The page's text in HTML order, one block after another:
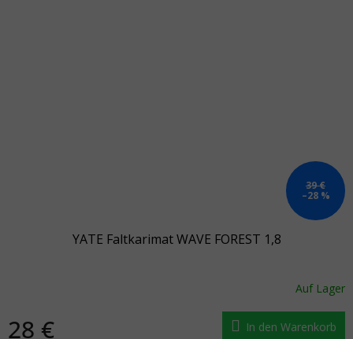
39 €
–28 %
YATE Faltkarimat WAVE FOREST 1,8
Auf Lager
28 € In den Warenkorb